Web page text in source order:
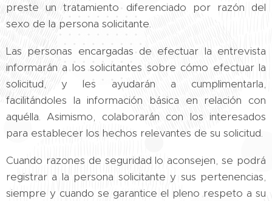
preste un tratamiento diferenciado por razón del
sexo de la persona solicitante.
Las personas encargadas de efectuar la entrevista
informarán a los solicitantes sobre cómo efectuar la
solicitud, y les ayudarán a cumplimentarla,
facilitándoles la información básica en relación con
aquélla. Asimismo, colaborarán con los interesados
para establecer los hechos relevantes de su solicitud.
Cuando razones de seguridad lo aconsejen, se podrá
registrar a la persona solicitante y sus pertenencias,
siempre y cuando se garantice el pleno respeto a su